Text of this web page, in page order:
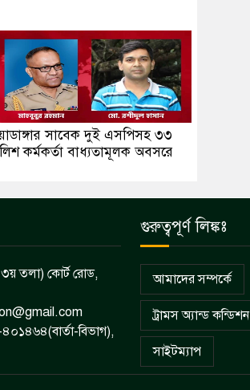
সাবেক দুই এসপিসহ ৩৩
কর্মকর্তা বাধ্যতামূলক অবসরে
৩য় তলা) কোর্ট রোড,
বিভাগ),
গুরুত্বপূর্ণ লিঙ্কঃ
আমাদের সম্পর্কে
ট্রামস অ্যান্ড কন্ডিশন
সাইটম্যাপ